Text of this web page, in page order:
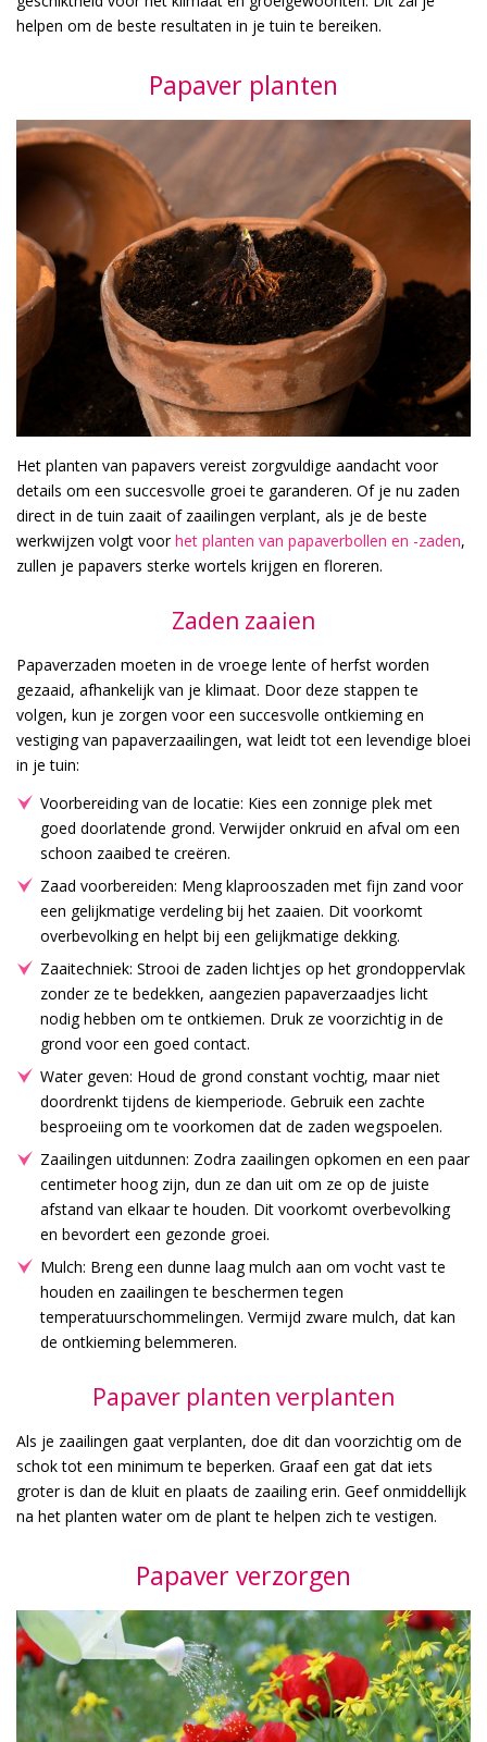
helpen om de beste resultaten in je tuin te bereiken.
Papaver planten
Het planten van papavers vereist zorgvuldige aandacht voor
details om een succesvolle groei te garanderen. Of je nu zaden
direct in de tuin zaait of zaailingen verplant, als je de beste
werkwijzen volgt voorhet planten van papaverbollen en -zaden,
zullen je papavers sterke wortels krijgen en floreren.
Zaden zaaien
Papaverzaden moeten in de vroege lente of herfst worden
gezaaid, afhankelijk van je klimaat. Door deze stappen te
volgen, kun je zorgen voor een succesvolle ontkieming en
vestiging van papaverzaailingen, wat leidt tot een levendige bloei
in je tuin:
Voorbereiding van de locatie: Kies een zonnige plek met
goed doorlatende grond. Verwijder onkruid en afval om een
schoon zaaibed te creëren.
Zaad voorbereiden: Meng klaprooszaden met fijn zand voor
een gelijkmatige verdeling bij het zaaien. Dit voorkomt
overbevolking en helpt bij een gelijkmatige dekking.
Zaaitechniek: Strooi de zaden lichtjes op het grondoppervlak
zonder ze te bedekken, aangezien papaverzaadjes licht
nodig hebben om te ontkiemen. Druk ze voorzichtig in de
grond voor een goed contact.
Water geven: Houd de grond constant vochtig, maar niet
doordrenkt tijdens de kiemperiode. Gebruik een zachte
besproeiing om te voorkomen dat de zaden wegspoelen.
Zaailingen uitdunnen: Zodra zaailingen opkomen en een paar
centimeter hoog zijn, dun ze dan uit om ze op de juiste
afstand van elkaar te houden. Dit voorkomt overbevolking
en bevordert een gezonde groei.
Mulch: Breng een dunne laag mulch aan om vocht vast te
houden en zaailingen te beschermen tegen
temperatuurschommelingen. Vermijd zware mulch, dat kan
de ontkieming belemmeren.
Papaver planten verplanten
Als je zaailingen gaat verplanten, doe dit dan voorzichtig om de
schok tot een minimum te beperken. Graaf een gat dat iets
groter is dan de kluit en plaats de zaailing erin. Geef onmiddellijk
na het planten water om de plant te helpen zich te vestigen.
Papaver verzorgen